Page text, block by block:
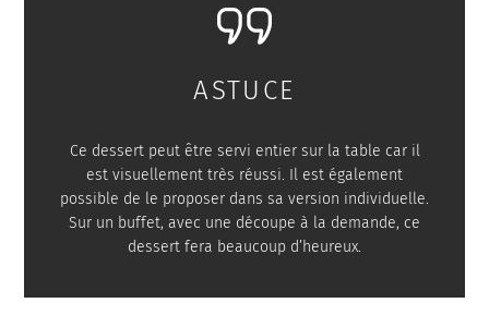
ASTUCE
Ce dessert peut être servi entier sur la table car il
est visuellement très réussi. Il est également
possible de le proposer dans sa version individuelle.
Sur un buffet, avec une découpe à la demande, ce
dessert fera beaucoup d’heureux.